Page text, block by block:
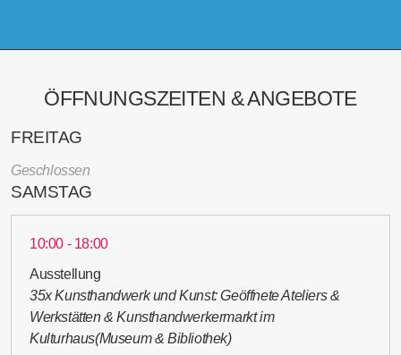
ÖFFNUNGSZEITEN & ANGEBOTE
FREITAG
Geschlossen
SAMSTAG
10:00 - 18:00
Ausstellung
35x Kunsthandwerk und Kunst: Geöffnete Ateliers &
Werkstätten & Kunsthandwerkermarkt im
Kulturhaus(Museum & Bibliothek)